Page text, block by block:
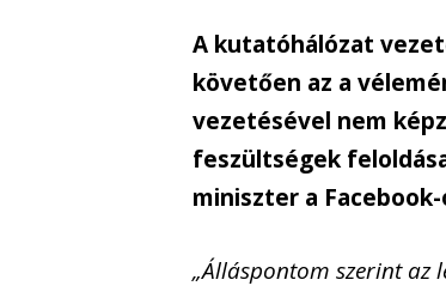
A kutatóhálózat
követően az a
vezetésével nem
feszültségek
miniszter a
„Álláspontom szerint az